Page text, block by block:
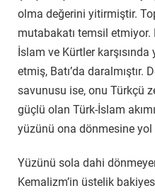
olma değerini yitirmiştir.
mutabakatı temsil
İslam ve Kürtler
etmiş, Batı’da daralmıştır.
savunusu ise, onu Türkçü
güçlü olan Türk-İslam
yüzünü ona dönmesine yol
Yüzünü sola dahi
Kemalizm’in üstelik